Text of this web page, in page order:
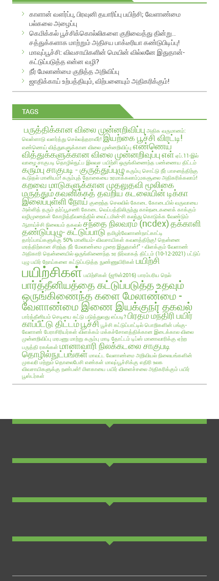
A
காளான் வளர்ப்பு, பிரவுனி தயாரிப்பு பயிற்சி; வேளாண்மை
பல்கலை அழைப்பு
கெமிக்கல் பூச்சிக்கொல்லிகளை குறிவைத்து தின்று..
சத்துக்களாக மாற்றும் அதிசய பாக்டீரியா கண்டுபிடிப்பு!
மாவுப்பூச்சி: விவசாயிகளின் மெயின் வில்லனே இதுதான்-
கட்டுப்படுத்த என்ன வழி?
நீர் மேலாண்மை குறித்த அறிவிப்பு
ஜாதிக்காய் உற்பத்தியும், விற்பனையும் அதிகரிக்கும்!
TAGS
பருத்திக்கான விலை முன்னறிவிப்பு அதிக வருமானம்:
வெள்ளாடு வளர்த்து செல்வந்தராவீர்! இயற்கை பூச்சி விரட்டி!
எண்ணெய் வித்துகளுக்கான விலை முன்னறிவிப்பு எண்ணெய்
வித்துக்களுக்கான விலை முன்னறிவுப்புஎள் ஏப்.11-இல்
வாழை சாகுபடி தொழில்நுட்ப இலவச பயிற்சி ஒருங்கிணைந்த பண்ணைய திட்டம்
கரும்பு சாகுபடி - குருத்துப்புழு கரும்பு சொட்டு நீர் பாசனத்திற்கு
கூடுதல் மானியம்! கரும்புத் தோகையை உரமாக்கலாம்;மகசூலை அதிகரிக்கலாம்!
கறவை மாடுகளுக்கான முதலுதவி மூலிகை
மருத்தும்கவனிக்கத் தவறிய கடலையின் டிக்கா
இலைப்புள்ளி நோய் குறைந்த செலவில் கோடை கோடையில் வருவாயை
அள்ளித் தரும் தர்ப்பூசணி கோடை வெப்பத்திலிருந்து கால்நடைகளைக் காக்கும்
வழிமுறைகள் கோழித்தீவனத்தில் வைட்டமின்-சி கலந்து கொடுக்க வேண்டும்
ஆராய்ச்சி நிலையம் தகவல் சந்தை நிலவரம் (ncdex)தக்காளி
தண்டுப்புழு- கட்டுப்பாடு தமிழர்வேளாண்நாட்காட்டி
தார்ப்பாய்களுக்கு 50% மானியம்- விவசாயிகள் கவனத்திற்கு! தென்னை
மரத்திற்கான சிறந்த நீர் மேலாண்மை முறை இதுதான்!" - விளக்கும் வேளாண்
அதிகாரி தென்னையில் ஒருங்கிணைந்த உர நிர்வாகத் திட்டம் (10-12-2021) பட்டுப்
புழு பயிர் நோய்களை கட்டுப்படுத்த நுண்ணுயிரிகள் பயிற்சி
பயிற்சிகள் பயிற்சிகள் (ஜூன்2016) பாரம்பரிய நெல்
பார்த்தீனியத்தை கட்டுப்படுத்த உதவும்
ஒருங்கிணைந்த களை மேலாண்மை -
வேளாண்மை இணை இயக்குநர் தகவல்
பார்த்தீனியம் செடியை கட்டு படுத்துவது எப்படி? பிரதம மந்திரி பயிர்
காப்பீட்டு திட்டம்பூச்சி பூச்சி கட்டுப்பாட்டில் பொறிகளின் பங்கு-
வேளாண் பேராசிரியர்கள் விளக்கம் மக்கச்சோளத்திக்கான இடைக்கால விலை
முன்னறிவிப்பு மரபணு மாற்று கரும்பு மாடி தோட்டம் டிப்ஸ் மானாவாரிக்கு ஏற்ற
பருத்தி ரகங்கள் மானாவாரி நிலக்கடலை சாகுபடி
தொழில்நுட்பங்கள் மாவட்ட வேளாண்மை அறிவியல் நிலையங்களின்
முகவரி மற்றும் தொலைபேசி எண்கள் மாவுப்பூச்சிக்கு எதிரி உலக
விவசாயிகளுக்கு நண்பன்! மிளகாயை பயிர் விளைச்சலை அதிகரிக்கும் பயிர்
பூஸ்டர்கள்